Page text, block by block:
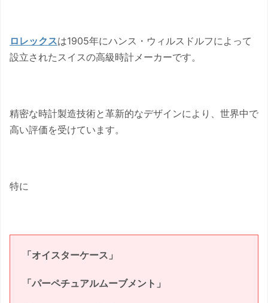
ロレックスは1905年にハンス・ウィルスドルフによって
設立されたスイスの高級時計メーカーです。
精密な時計製造技術と革新的なデザインにより、世界中で
高い評価を受けています。
特に
「オイスターケース」
「パーペチュアルムーブメント」